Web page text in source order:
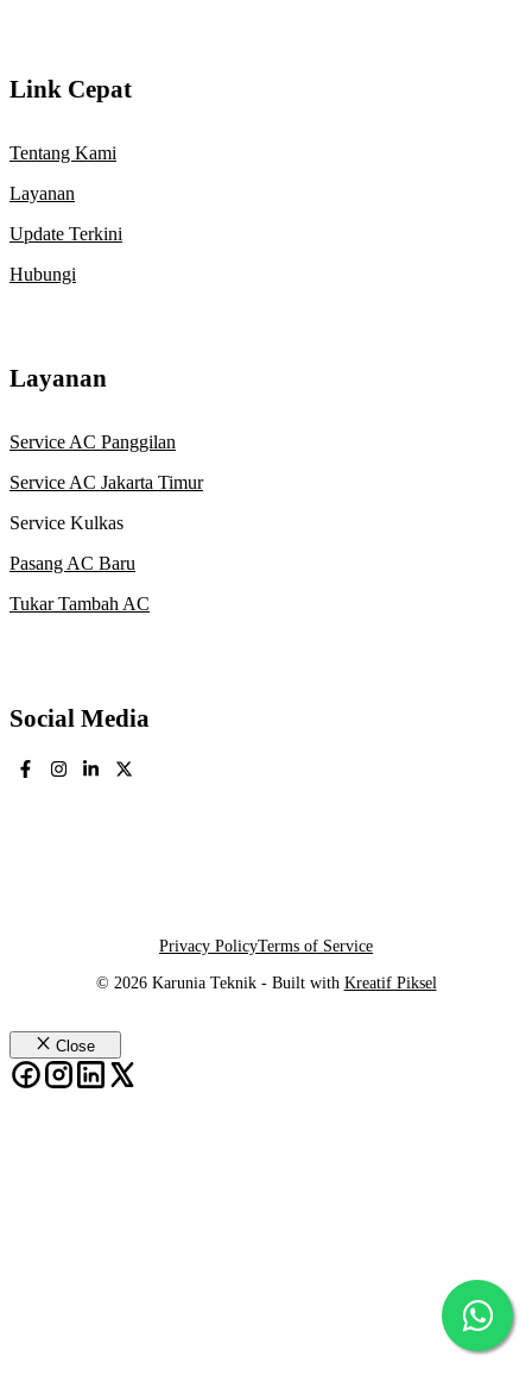
Link Cepat
Tentang Kami
Layanan
Update Terkini
Hubungi
Layanan
Service AC Panggilan
Service AC Jakarta Timur
Service Kulkas
Pasang AC Baru
Tukar Tambah AC
Social Media
© 2026 Karunia Teknik - Built with Kreatif Piksel
Privacy PolicyTerms of Service
Close